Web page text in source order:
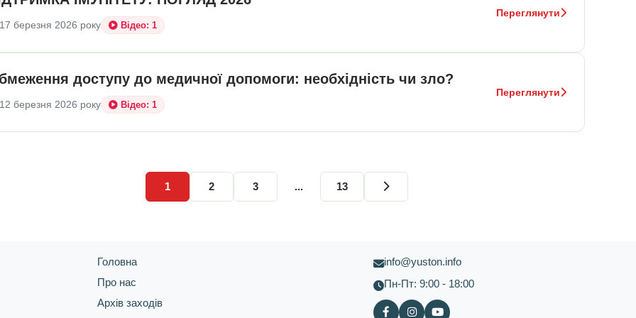
березня 2026 року Відео: 1
Переглянути
доступу до медичної допомоги: необхідність чи зло?
березня 2026 року Відео: 1
Переглянути
1 2 3 ... 13
Головна
Про нас
Архів заходів
info@yuston.info
Пн-Пт: 9:00 - 18:00